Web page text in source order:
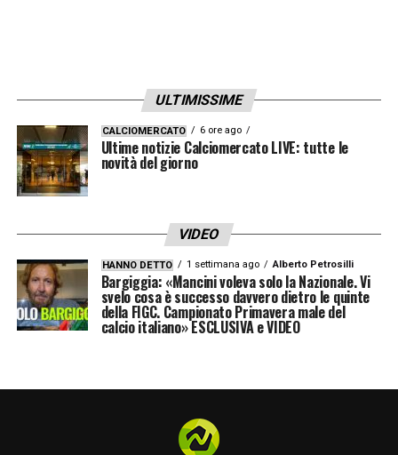
leggenda del calcio italiano.
LA PLAYLIST DELLE NOSTRE TOP NEWS
ULTIMISSIME
CALCIOMERCATO 6 ore ago
Ultime notizie Calciomercato LIVE: tutte le
novità del giorno
VIDEO
HANNO DETTO 1 settimana ago Alberto Petrosilli
Bargiggia: «Mancini voleva solo la Nazionale. Vi
svelo cosa è successo davvero dietro le quinte
della FIGC. Campionato Primavera male del
calcio italiano» ESCLUSIVA e VIDEO